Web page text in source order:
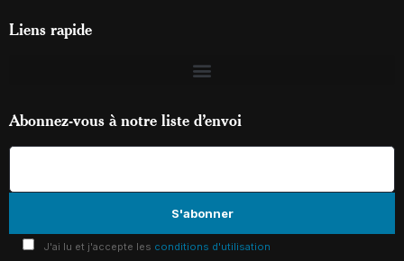
Liens rapide
Abonnez-vous à notre liste d’envoi
J'ai lu et j'accepte les conditions d'utilisation